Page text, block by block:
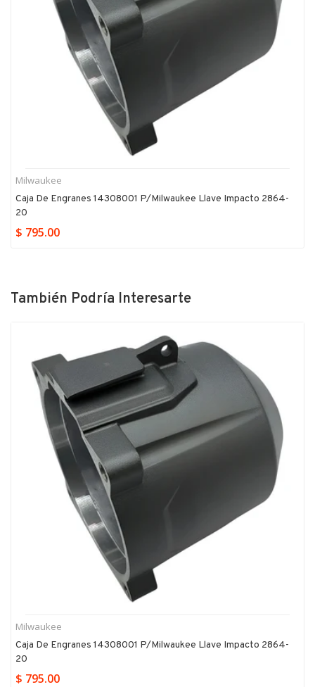
Milwaukee
Caja De Engranes 14308001 P/milwaukee Llave Impacto 2864-
20
$ 795.00
También Podría Interesarte
Milwaukee
Caja De Engranes 14308001 P/milwaukee Llave Impacto 2864-
20
$ 795.00